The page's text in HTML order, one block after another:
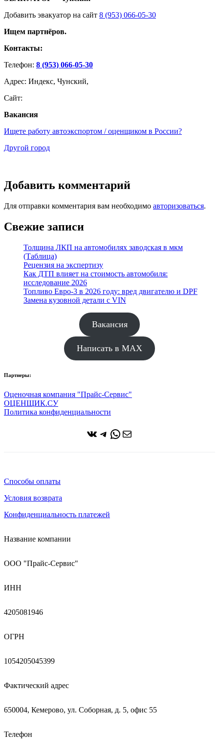
Добавить эвакуатор на сайт 8 (953) 066-05-30
Ищем партнёров.
Контакты:
Телефон: 8 (953) 066-05-30
Адрес: Индекс, Чунский,
Сайт:
Вакансия
Ищете работу автоэкспортом / оценщиком в России?
Другой город
Добавить комментарий
Для отправки комментария вам необходимо авторизоваться.
Свежие записи
Толщина ЛКП на автомобилях заводская в мкм
(Таблица)
Рецензия на экспертизу
Как ДТП влияет на стоимость автомобиля:
исследование 2026
Топливо Евро-3 в 2026 году: вред двигателю и DPF
Замена кузовной детали с VIN
Вакансия
Написать в MAX
Партнеры:
Оценочная компания "Прайс-Сервис"
ОЦЕНЩИК.СУ
Политика конфиденциальности
ВКонтакте
Telegram
WhatsApp
Почта
Способы оплаты
Условия возврата
Конфиденциальность платежей
Название компании
ООО "Прайс-Сервис"
ИНН
4205081946
ОГРН
1054205045399
Фактический адрес
650004, Кемерово, ул. Соборная, д. 5, офис 55
Телефон